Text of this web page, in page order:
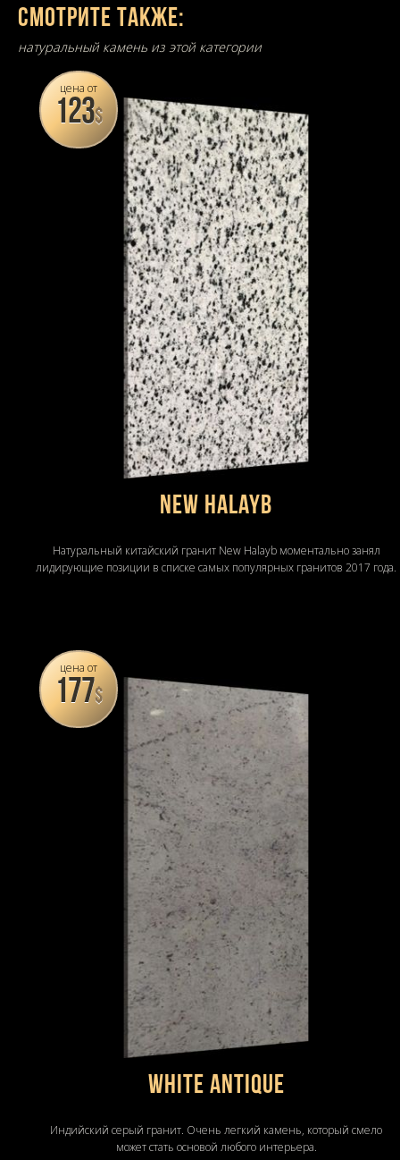
Смотрите также:
натуральный камень из этой категории
цена от
123$
New Halayb
Натуральный китайский гранит New Halayb моментально занял
лидирующие позиции в списке самых популярных гранитов 2017 года.
цена от
177$
WHITE ANTIQUE
Индийский серый гранит. Очень легкий камень, который смело
может стать основой любого интерьера.